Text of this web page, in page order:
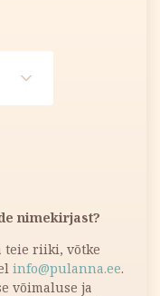
nimekirjast?
teie riiki, võtke
info@pulanna.ee.
võimaluse ja